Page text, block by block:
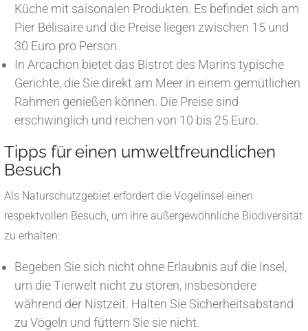
Küche mit saisonalen Produkten. Es befindet sich am
Pier Bélisaire und die Preise liegen zwischen 15 und
30 Euro pro Person.
In Arcachon bietet das Bistrot des Marins typische
Gerichte, die Sie direkt am Meer in einem gemütlichen
Rahmen genießen können. Die Preise sind
erschwinglich und reichen von 10 bis 25 Euro.
Tipps für einen umweltfreundlichen
Besuch
Als Naturschutzgebiet erfordert die Vogelinsel einen
respektvollen Besuch, um ihre außergewöhnliche Biodiversität
zu erhalten:
Begeben Sie sich nicht ohne Erlaubnis auf die Insel,
um die Tierwelt nicht zu stören, insbesondere
während der Nistzeit. Halten Sie Sicherheitsabstand
zu Vögeln und füttern Sie sie nicht.